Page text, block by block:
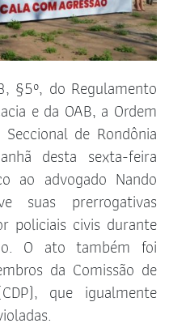
§5º, do Regulamento
e da OAB, a Ordem
de Rondônia
desta sexta-feira
ao advogado Nando
suas prerrogativas
policiais civis durante
O ato também foi
da Comissão de
que igualmente